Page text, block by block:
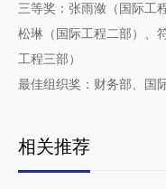
三等奖：张雨潋（国际工
松琳（国际工程二部）、
工程三部）
最佳组织奖：财务部、国
相关推荐